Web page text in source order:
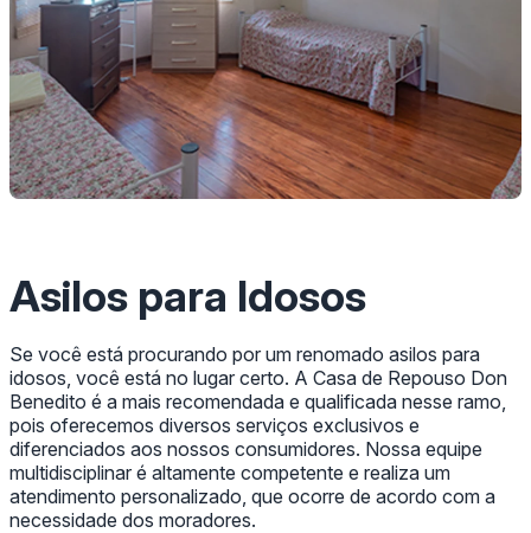
Asilos para Idosos
Se você está procurando por um renomado asilos para
idosos, você está no lugar certo. A Casa de Repouso Don
Benedito é a mais recomendada e qualificada nesse ramo,
pois oferecemos diversos serviços exclusivos e
diferenciados aos nossos consumidores. Nossa equipe
multidisciplinar é altamente competente e realiza um
atendimento personalizado, que ocorre de acordo com a
necessidade dos moradores.